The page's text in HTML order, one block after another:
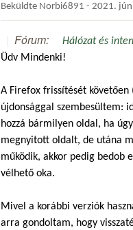
Beküldte Norbi6891 - 2021.
Fórum:
Hálózat és
Üdv Mindenki!
A Firefox frissítését követően
újdonsággal szembesültem:
hozzá bármilyen oldal, ha
megnyitott oldalt, de utána
működik, akkor pedig bedob
vélhető oka.
Mivel a korábbi verziók
arra gondoltam, hogy